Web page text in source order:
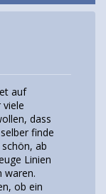
auf
dass
finde
ab
Linien
waren.
ob ein